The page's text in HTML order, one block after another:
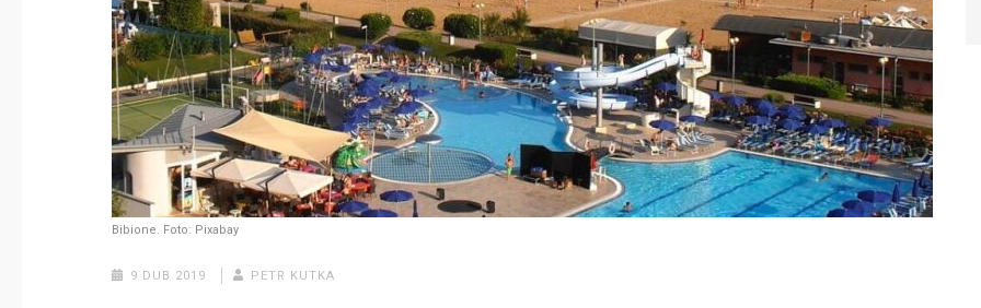
Bibione. Foto: Pixabay
9 DUB 2019 PETR KUTKA